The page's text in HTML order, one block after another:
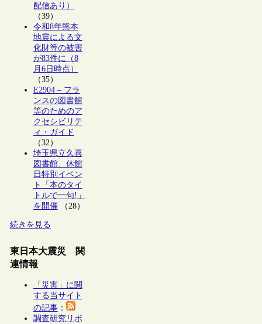
配信あり）
（39）
令和8年熊本
地震による文
化財等の被害
が83件に（8
月6日時点）
（35）
E2904 – フラ
ンスの図書館
等のためのア
クセシビリテ
ィ・ガイド
（32）
埼玉県立久喜
図書館、休館
日特別イベン
ト「本のタイ
トルで一句!」
を開催（28）
続きを見る
東日本大震災 関
連情報
「災害」に関
する当サイト
の記事：
調査研究リポ